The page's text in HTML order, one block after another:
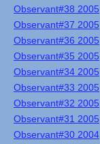
Observant#38 2005
Observant#37 2005
Observant#36 2005
Observant#35 2005
Observant#34 2005
Observant#33 2005
Observant#32 2005
Observant#31 2005
Observant#30 2004